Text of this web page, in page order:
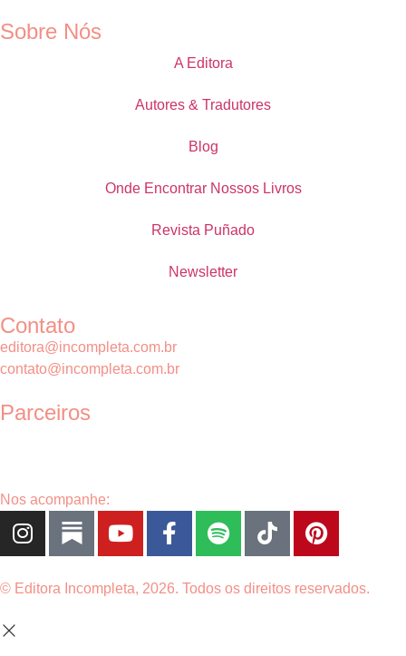
Sobre Nós
A Editora
Autores & Tradutores
Blog
Onde Encontrar Nossos Livros
Revista Puñado
Newsletter
Contato
editora@incompleta.com.br
contato@incompleta.com.br
Parceiros
Nos acompanhe:
© Editora Incompleta, 2026. Todos os direitos reservados.